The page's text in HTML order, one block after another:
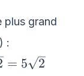
plus grand
) :
= 5 2